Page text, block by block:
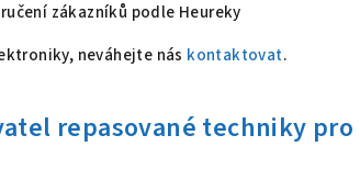
zákazníků podle Heureky
neváhejte nás kontaktovat.
repasované techniky